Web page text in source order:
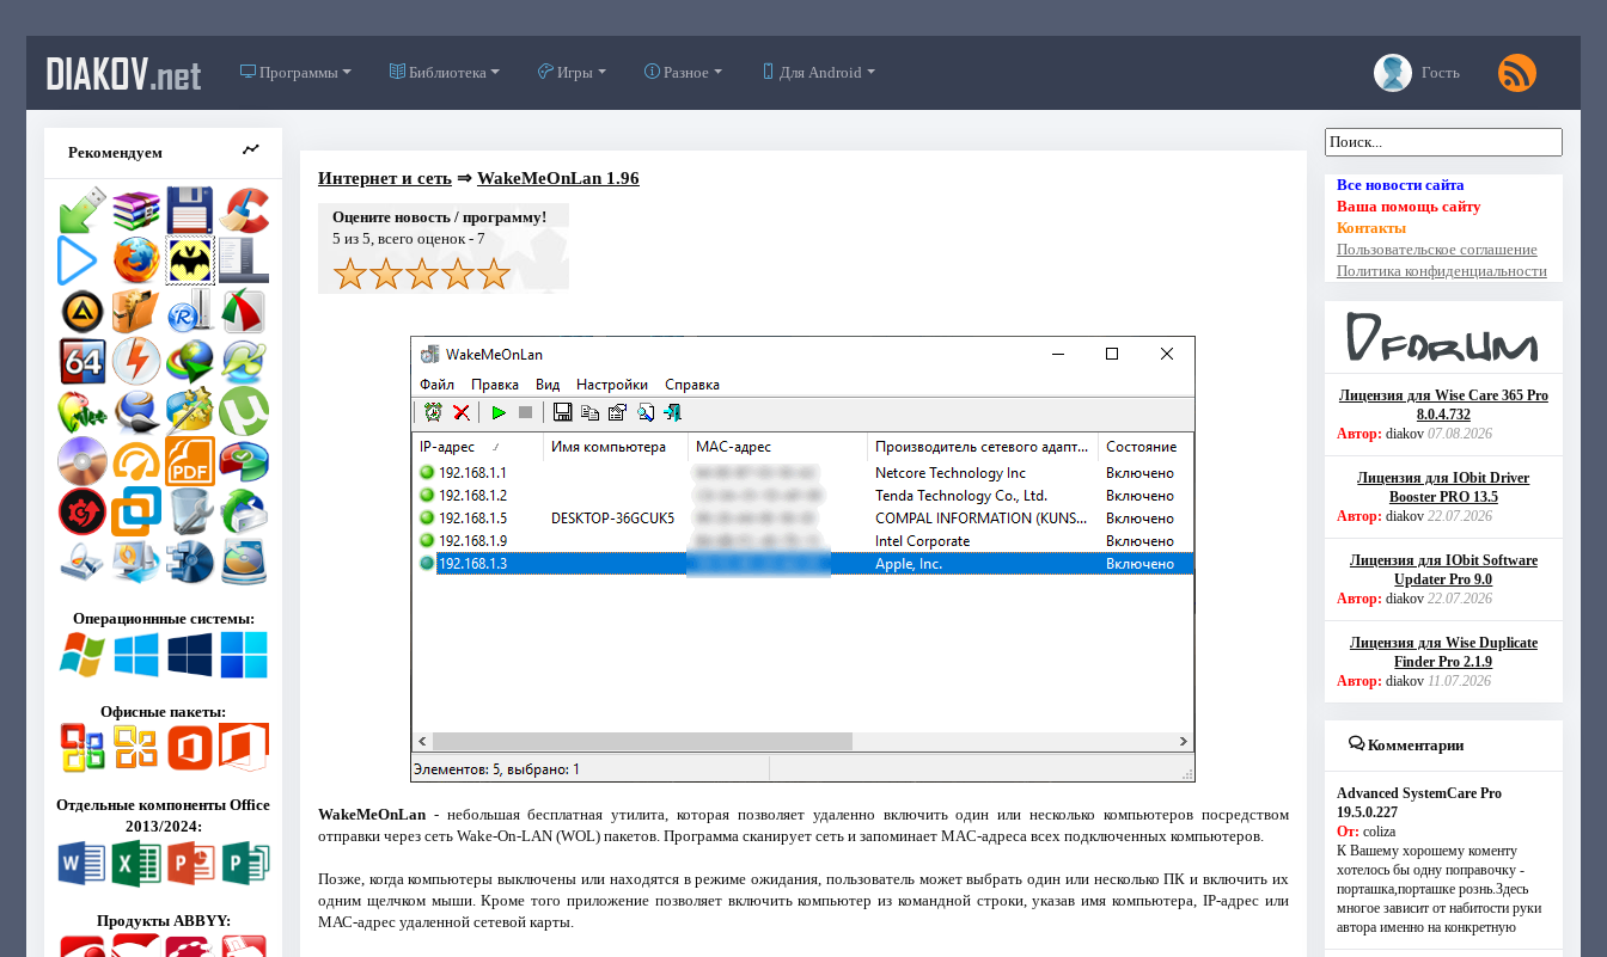
DIAKOV.net Программы Библиотека Игры Разное Для Android Гость
Рекомендуем
Операционнные системы:
Офисные пакеты:
Отдельные компоненты Office
2013/2024:
Продукты ABBYY:
Интернет и сеть⇒ WakeMeOnLan 1.96
Оцените новость / программу!
5 из 5, всего оценок - 7
WakeMeOnLan- небольшая бесплатная утилита, которая позволяет удаленно включить один или несколько компьютеров посредством
отправки через сеть Wake-On-LAN (WOL) пакетов. Программа сканирует сеть и запоминает MAC-адреса всех подключенных компьютеров.
Позже, когда компьютеры выключены или находятся в режиме ожидания, пользователь может выбрать один или несколько ПК и включить их
одним щелчком мыши. Кроме того приложение позволяет включить компьютер из командной строки, указав имя компьютера, IP-адрес или
МАС-адрес удаленной сетевой карты.
Все новости сайта
Ваша помощь сайту
Контакты
Пользовательское соглашение
Политика конфиденциальности
Лицензия для Wise Care 365 Pro
8.0.4.732
Автор: diakov 07.08.2026
Лицензия для IObit Driver
Booster PRO 13.5
Автор: diakov 22.07.2026
Лицензия для IObit Software
Updater Pro 9.0
Автор: diakov 22.07.2026
Лицензия для Wise Duplicate
Finder Pro 2.1.9
Автор: diakov 11.07.2026
Комментарии
Advanced SystemCare Pro
19.5.0.227
От: coliza
К Вашему хорошему коменту
хотелось бы одну поправочку -
порташка,порташке рознь.Здесь
многое зависит от набитости руки
автора именно на конкретную